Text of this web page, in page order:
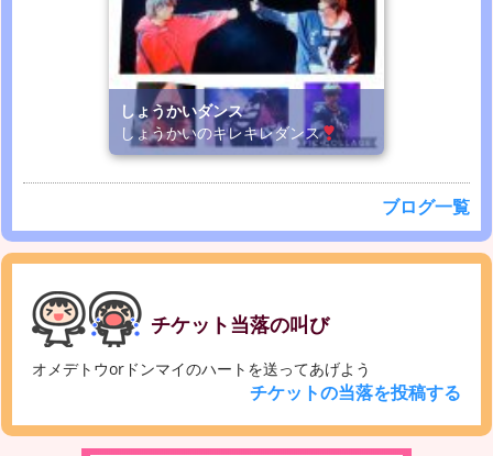
しょうかいダンス
しょうかいのキレキレダンス
ブログ一覧
チケット当落の叫び
オメデトウorドンマイのハートを送ってあげよう
チケットの当落を投稿する